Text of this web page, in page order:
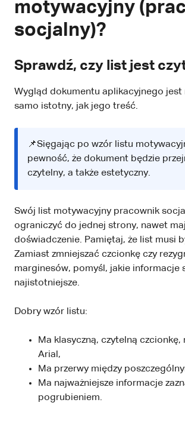
motywacyjny
socjalny)?
Sprawdź, czy list jest
Wygląd dokumentu aplikacyjnego jest
samo istotny, jak jego treść.
📌Sięgając po wzór listu
pewność, że dokument będzie
czytelny, a także estetyczny.
Swój list motywacyjny pracownik
ograniczyć do jednej strony, nawet
doświadczenie. Pamiętaj, że list musi
Zamiast zmniejszać czcionkę czy
marginesów, pomyśl, jakie informacje
najistotniejsze.
Dobry wzór listu:
Ma klasyczną, czytelną czcionkę,
Arial,
Ma przerwy między
Ma najważniejsze informacje
pogrubieniem.